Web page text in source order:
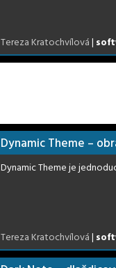
Tereza Kratochvílová|
Dynamic Theme –
Dynamic Theme je
Tereza Kratochvílová|